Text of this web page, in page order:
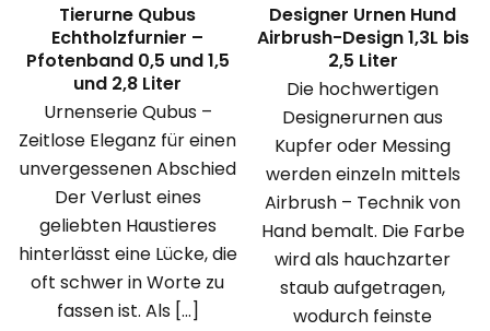
Tierurne Qubus
Echtholzfurnier –
Pfotenband 0,5 und 1,5
und 2,8 Liter
Urnenserie Qubus –
Zeitlose Eleganz für einen
unvergessenen Abschied
Der Verlust eines
geliebten Haustieres
hinterlässt eine Lücke, die
oft schwer in Worte zu
fassen ist. Als[…]
Designer Urnen Hund
Airbrush-Design 1,3L bis
2,5 Liter
Die hochwertigen
Designerurnen aus
Kupfer oder Messing
werden einzeln mittels
Airbrush – Technik von
Hand bemalt. Die Farbe
wird als hauchzarter
staub aufgetragen,
wodurch feinste